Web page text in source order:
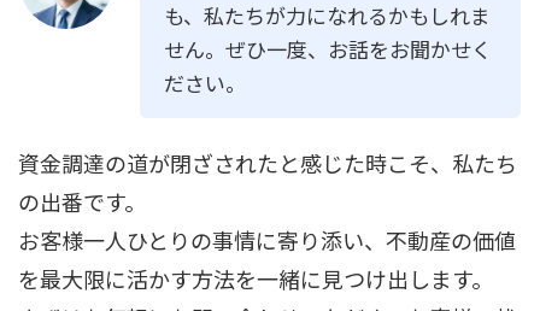
も、私たちが力になれるかもしれま
せん。ぜひ一度、お話をお聞かせく
ださい。
資金調達の道が閉ざされたと感じた時こそ、私たち
の出番です。
お客様一人ひとりの事情に寄り添い、不動産の価値
を最大限に活かす方法を一緒に見つけ出します。